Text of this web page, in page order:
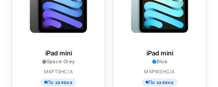
iPad mini
Space Grey
MXPT3HC/A
По заявка
iPad mini
Blue
MXPW3HC/A
По заявка